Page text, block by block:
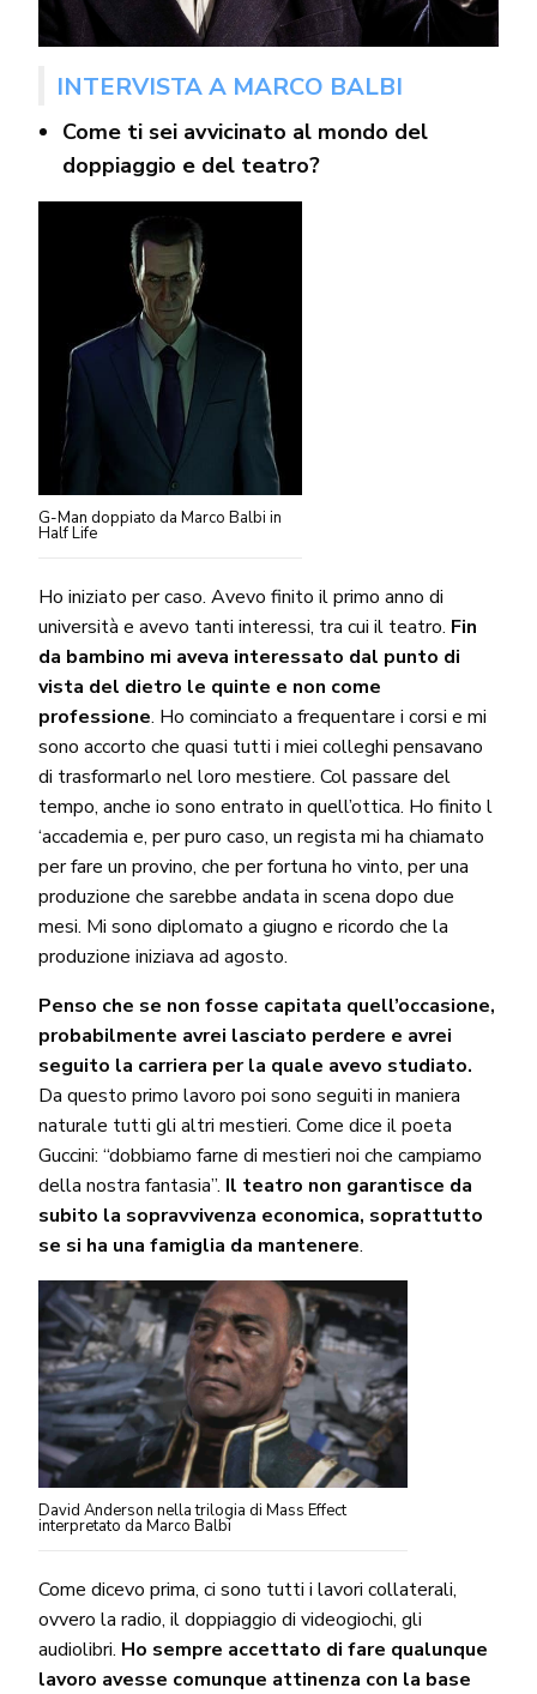
INTERVISTA A MARCO BALBI
Come ti sei avvicinato al mondo del
doppiaggio e del teatro?
G-Man doppiato da Marco Balbi in
Half Life
Ho iniziato per caso. Avevo finito il primo anno di
università e avevo tanti interessi, tra cui il teatro. Fin
da bambino mi aveva interessato dal punto di
vista del dietro le quinte e non come
professione. Ho cominciato a frequentare i corsi e mi
sono accorto che quasi tutti i miei colleghi pensavano
di trasformarlo nel loro mestiere. Col passare del
tempo, anche io sono entrato in quell’ottica. Ho finito l
‘accademia e, per puro caso, un regista mi ha chiamato
per fare un provino, che per fortuna ho vinto, per una
produzione che sarebbe andata in scena dopo due
mesi. Mi sono diplomato a giugno e ricordo che la
produzione iniziava ad agosto.
Penso che se non fosse capitata quell’occasione,
probabilmente avrei lasciato perdere e avrei
seguito la carriera per la quale avevo studiato.
Da questo primo lavoro poi sono seguiti in maniera
naturale tutti gli altri mestieri. Come dice il poeta
Guccini: “dobbiamo farne di mestieri noi che campiamo
della nostra fantasia”. Il teatro non garantisce da
subito la sopravvivenza economica, soprattutto
se si ha una famiglia da mantenere.
David Anderson nella trilogia di Mass Effect
interpretato da Marco Balbi
Come dicevo prima, ci sono tutti i lavori collaterali,
ovvero la radio, il doppiaggio di videogiochi, gli
audiolibri. Ho sempre accettato di fare qualunque
lavoro avesse comunque attinenza con la base